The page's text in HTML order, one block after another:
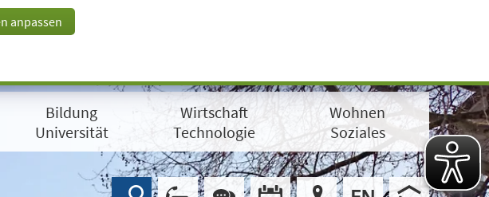
anpassen
Bildung
Universität
Wirtschaft
Technologie
Wohnen
Soziales